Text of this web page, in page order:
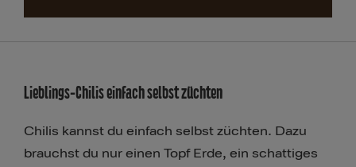
Mehr erfahren
Lieblings-Chilis einfach selbst züchten
Chilis kannst du einfach selbst züchten. Dazu
brauchst du nur einen Topf Erde, ein schattiges